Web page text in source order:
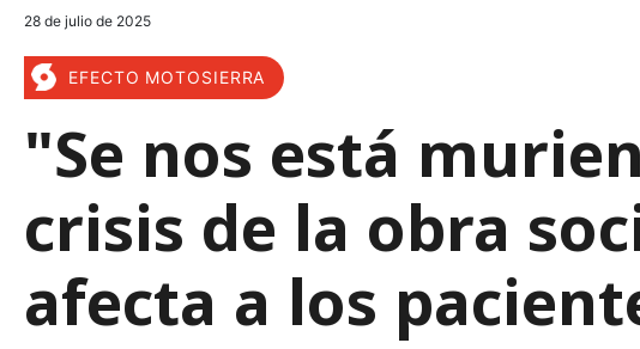
28 de julio de 2025
EFECTO MOTOSIERRA
"Se nos está
crisis de la obra
afecta a los